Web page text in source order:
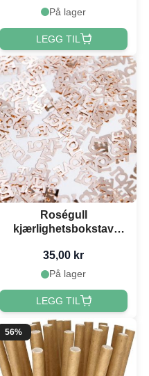
På lager
LEGG TIL
Roségull
kjærlighetsbokstav
35,00 kr
På lager
LEGG TIL
56%